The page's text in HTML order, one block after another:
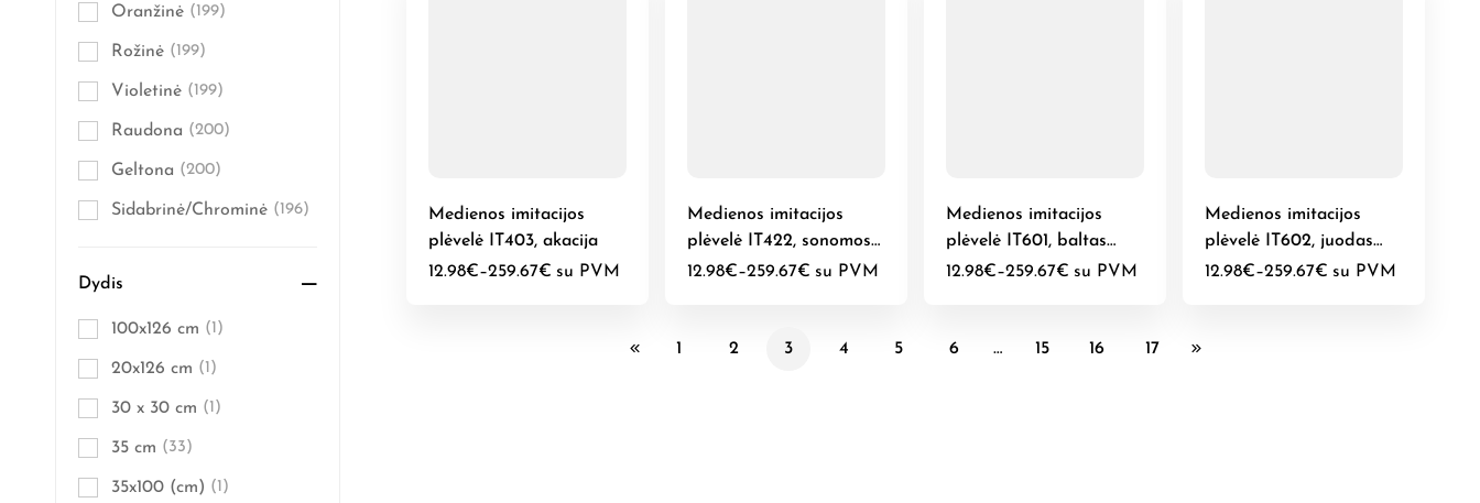
Oranžinė (199)
Rožinė (199)
Violetinė (199)
Raudona (200)
Geltona (200)
Sidabrinė/Chrominė (196)
Dydis
100x126 cm (1)
20x126 cm (1)
30 x 30 cm (1)
35 cm (33)
35x100 (cm) (1)
Medienos imitacijos
plėvelė IT403, akacija
12.98€–259.67€ su PVM
Medienos imitacijos
plėvelė IT422, sonomos
ąžuolas
12.98€–259.67€ su PVM
Medienos imitacijos
plėvelė IT601, baltas
maumedis
12.98€–259.67€ su PVM
Medienos imitacijos
plėvelė IT602, juodas
maumedis
12.98€–259.67€ su PVM
1 2 3 4 5 6 … 15 16 17